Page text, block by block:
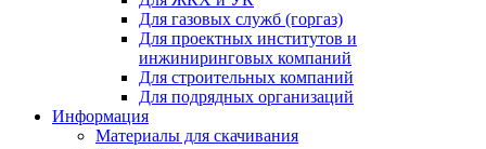
Для газовых служб (горгаз)
Для проектных институтов и
инжиниринговых компаний
Для строительных компаний
Для подрядных организаций
Информация
Материалы для скачивания